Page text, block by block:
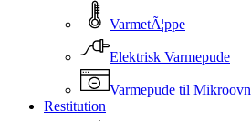
VarmetÃ¦ppe
Elektrisk Varmepude
Varmepude til Mikroovn
Restitution